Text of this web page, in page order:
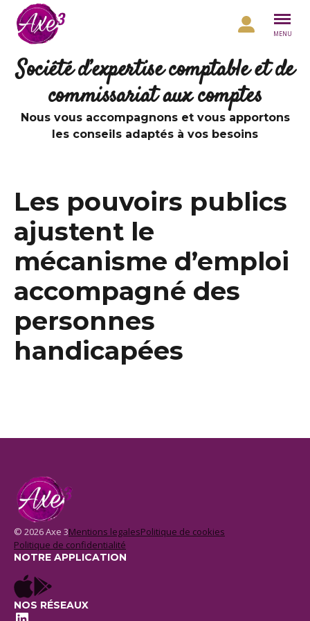
Aller au contenu
MENU
Société d’expertise comptable et de
commissariat aux comptes
Nous vous accompagnons et vous apportons
les conseils adaptés à vos besoins
Les pouvoirs publics
ajustent le
mécanisme d’emploi
accompagné des
personnes
handicapées
© 2026 Axe 3Mentions legalesPolitique de cookies
Politique de confidentialité
NOTRE APPLICATION
NOS RÉSEAUX